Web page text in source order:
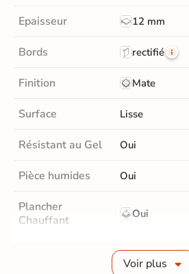
Epaisseur 12 mm
Bords rectifié
Finition Mate
Surface Lisse
Résistant au Gel Oui
Pièce humides Oui
Plancher
Chauffant
Oui
Boite
Voir plus